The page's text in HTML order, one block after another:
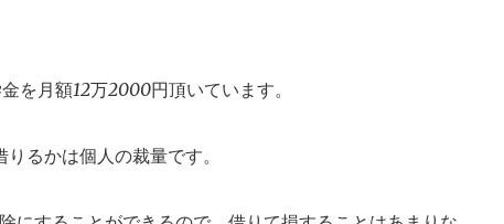
を月額12万2000円頂いています。
るかは個人の裁量です。